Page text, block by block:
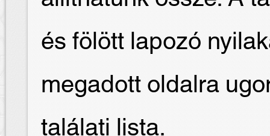
és fölött lapozó
megadott oldalra